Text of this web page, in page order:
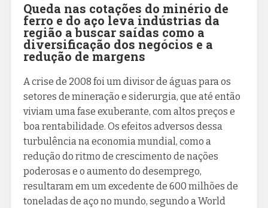
Queda nas cotações do minério de
ferro e do aço leva indústrias da
região a buscar saídas como a
diversificação dos negócios e a
redução de margens
A crise de 2008 foi um divisor de águas para os
setores de mineração e siderurgia, que até então
viviam uma fase exuberante, com altos preços e
boa rentabilidade. Os efeitos adversos dessa
turbulência na economia mundial, como a
redução do ritmo de crescimento de nações
poderosas e o aumento do desemprego,
resultaram em um excedente de 600 milhões de
toneladas de aço no mundo, segundo a World